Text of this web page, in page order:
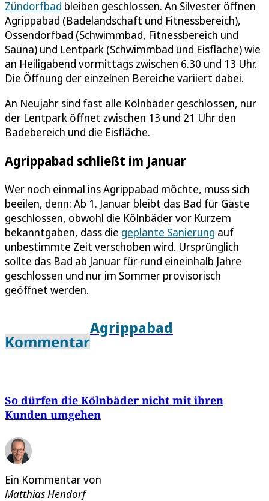
Zündorfbad bleiben geschlossen. An Silvester öffnen
Agrippabad (Badelandschaft und Fitnessbereich),
Ossendorfbad (Schwimmbad, Fitnessbereich und
Sauna) und Lentpark (Schwimmbad und Eisfläche) wie
an Heiligabend vormittags zwischen 6.30 und 13 Uhr.
Die Öffnung der einzelnen Bereiche variiert dabei.
An Neujahr sind fast alle Kölnbäder geschlossen, nur
der Lentpark öffnet zwischen 13 und 21 Uhr den
Badebereich und die Eisfläche.
Agrippabad schließt im Januar
Wer noch einmal ins Agrippabad möchte, muss sich
beeilen, denn: Ab 1. Januar bleibt das Bad für Gäste
geschlossen, obwohl die Kölnbäder vor Kurzem
bekanntgaben, dass die geplante Sanierung auf
unbestimmte Zeit verschoben wird. Ursprünglich
sollte das Bad ab Januar für rund eineinhalb Jahre
geschlossen und nur im Sommer provisorisch
geöffnet werden.
Kommentar
Agrippabad
So dürfen die Kölnbäder nicht mit ihren
Kunden umgehen
Ein Kommentar von
Matthias Hendorf